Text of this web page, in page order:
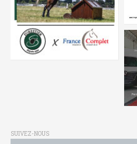
SUIVEZ-NOUS